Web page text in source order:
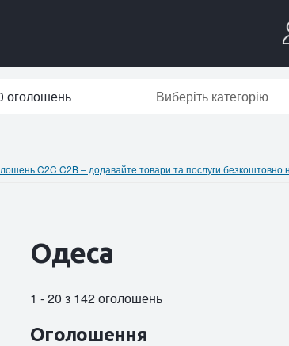
оголошень Виберіть категорію
C2C C2B – додавайте товари та послуги безкоштовно
Одеса
1 - 20 з 142 оголошень
Оголошення